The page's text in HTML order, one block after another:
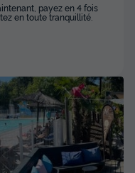
payez en 4 fois
en toute tranquillité.